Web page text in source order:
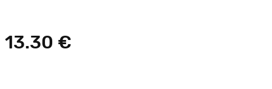
Παιχνίδια Σκύλου
13.30 €